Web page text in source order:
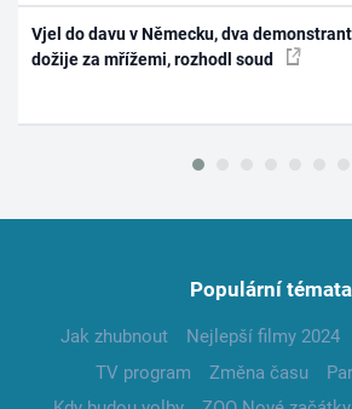
Vjel do davu v Německu, dva
dožije za mřížemi, rozhodl soud
Populární témata
Jak zhubnout Nejlepší filmy 2024
TV program
Změna času